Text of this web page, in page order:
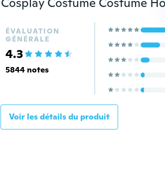
ÉVALUATION
GÉNÉRALE
4.3
5844 notes
Voir les détails du produit